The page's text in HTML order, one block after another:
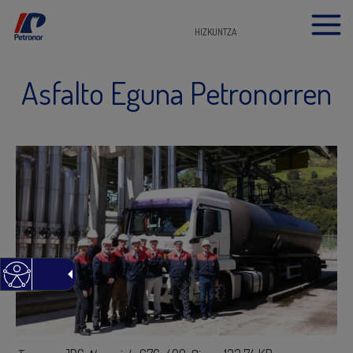
HIZKUNTZA
Asfalto Eguna Petronorren